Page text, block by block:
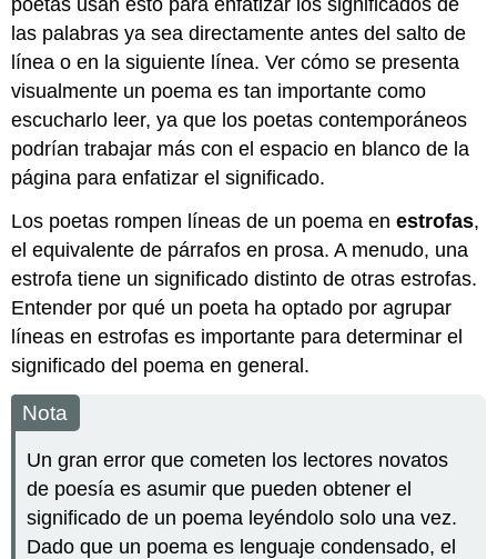
poetas usan esto para enfatizar los significados de
las palabras ya sea directamente antes del salto de
línea o en la siguiente línea. Ver cómo se presenta
visualmente un poema es tan importante como
escucharlo leer, ya que los poetas contemporáneos
podrían trabajar más con el espacio en blanco de la
página para enfatizar el significado.
Los poetas rompen líneas de un poema enestrofas,
el equivalente de párrafos en prosa. A menudo, una
estrofa tiene un significado distinto de otras estrofas.
Entender por qué un poeta ha optado por agrupar
líneas en estrofas es importante para determinar el
significado del poema en general.
Nota
Un gran error que cometen los lectores novatos
de poesía es asumir que pueden obtener el
significado de un poema leyéndolo solo una vez.
Dado que un poema es lenguaje condensado, el